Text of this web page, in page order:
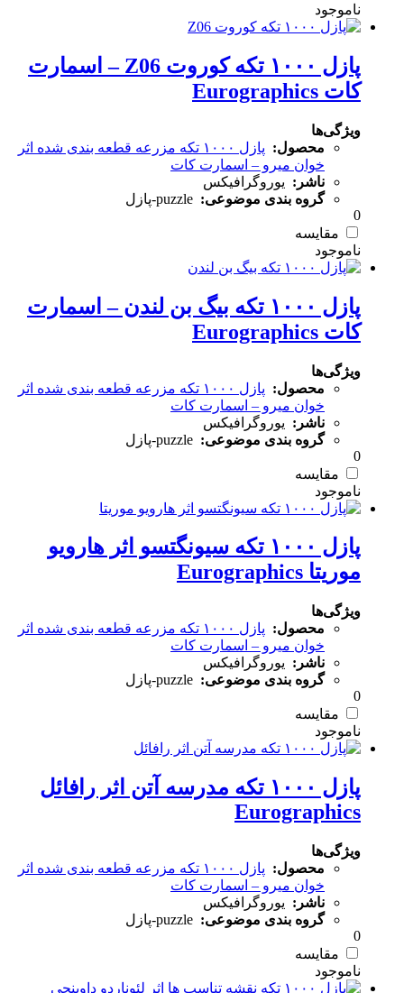
پازل ۱۰۰۰ تکه کوروت Z06 – اسمارت
کات Eurographics
ویژگی‌ها
محصول:
پازل ۱۰۰۰ تکه مزرعه قطعه بندی شده اثر
خوان میرو – اسمارت کات
ناشر: یوروگرافیکس
گروه بندی موضوعی: puzzle-پازل
0
مقایسه
پازل ۱۰۰۰ تکه بیگ بن لندن – اسمارت
کات Eurographics
ویژگی‌ها
محصول:
پازل ۱۰۰۰ تکه مزرعه قطعه بندی شده اثر
خوان میرو – اسمارت کات
ناشر: یوروگرافیکس
گروه بندی موضوعی: puzzle-پازل
0
مقایسه
پازل ۱۰۰۰ تکه سیونگتسو اثر هارویو
موریتا Eurographics
ویژگی‌ها
محصول:
پازل ۱۰۰۰ تکه مزرعه قطعه بندی شده اثر
خوان میرو – اسمارت کات
ناشر: یوروگرافیکس
گروه بندی موضوعی: puzzle-پازل
0
مقایسه
پازل ۱۰۰۰ تکه مدرسه آتن اثر رافائل
Eurographics
ویژگی‌ها
محصول:
پازل ۱۰۰۰ تکه مزرعه قطعه بندی شده اثر
خوان میرو – اسمارت کات
ناشر: یوروگرافیکس
گروه بندی موضوعی: puzzle-پازل
0
مقایسه